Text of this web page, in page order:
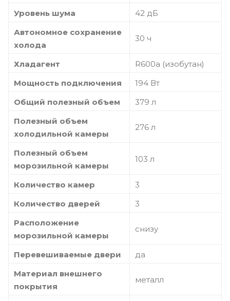
Уровень шума
42 дБ
Автономное сохранение
холода
30 ч
Хладагент
R600a (изобутан)
Мощность подключения
194 Вт
Общий полезный объем
379 л
Полезный объем
холодильной камеры
276 л
Полезный объем
морозильной камеры
103 л
Количество камер
3
Количество дверей
3
Расположение
морозильной камеры
снизу
Перевешиваемые двери
да
Материал внешнего
покрытия
металл